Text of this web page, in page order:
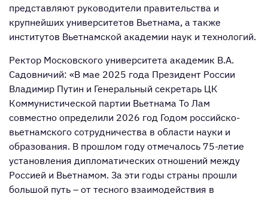
представляют руководители правительства и
крупнейших университетов Вьетнама, а также
институтов Вьетнамской академии наук и технологий.
Ректор Московского университета академик В.А.
Садовничий: «В мае 2025 года Президент России
Владимир Путин и Генеральный секретарь ЦК
Коммунистической партии Вьетнама То Лам
совместно определили 2026 год Годом российско-
вьетнамского сотрудничества в области науки и
образования. В прошлом году отмечалось 75-летие
установления дипломатических отношений между
Россией и Вьетнамом. За эти годы страны прошли
большой путь – от тесного взаимодействия в